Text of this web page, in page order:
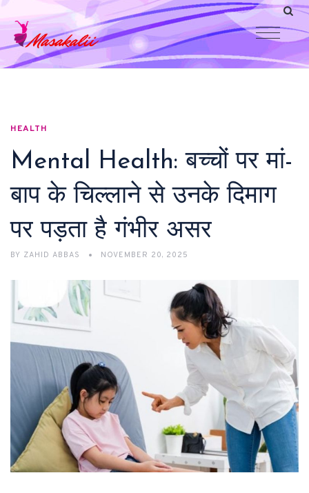
HEALTH
Mental Health: बच्चों पर मां-
बाप के चिल्लाने से उनके दिमाग
पर पड़ता है गंभीर असर
BY ZAHID ABBAS NOVEMBER 20, 2025